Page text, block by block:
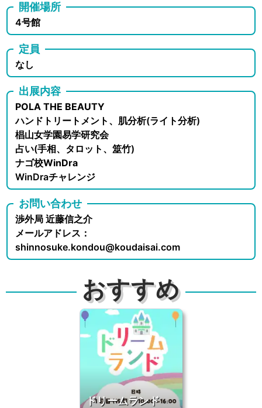
開催場所
4号館
定員
なし
出展内容
POLA THE BEAUTY
ハンドトリートメント、肌分析(ライト分析)
椙山女学園易学研究会
占い(手相、タロット、筮竹)
ナゴ校WinDra
WinDraチャレンジ
お問い合わせ
渉外局 近藤信之介
メールアドレス：
shinnosuke.kondou@koudaisai.com
おすすめ
ドリームランド